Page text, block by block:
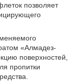
позволяет
«Алмадез-
поверхностей,
пропитки